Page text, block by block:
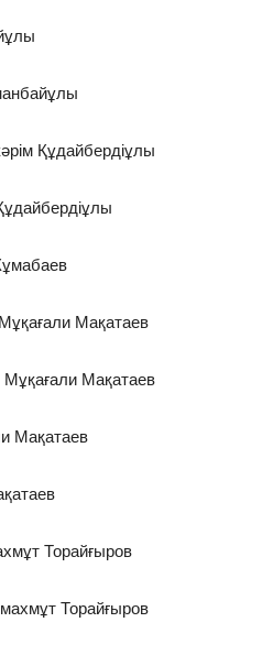
Құдайбердіұлы
Мақатаев
Мақатаев
Мақатаев
Торайғыров
Торайғыров